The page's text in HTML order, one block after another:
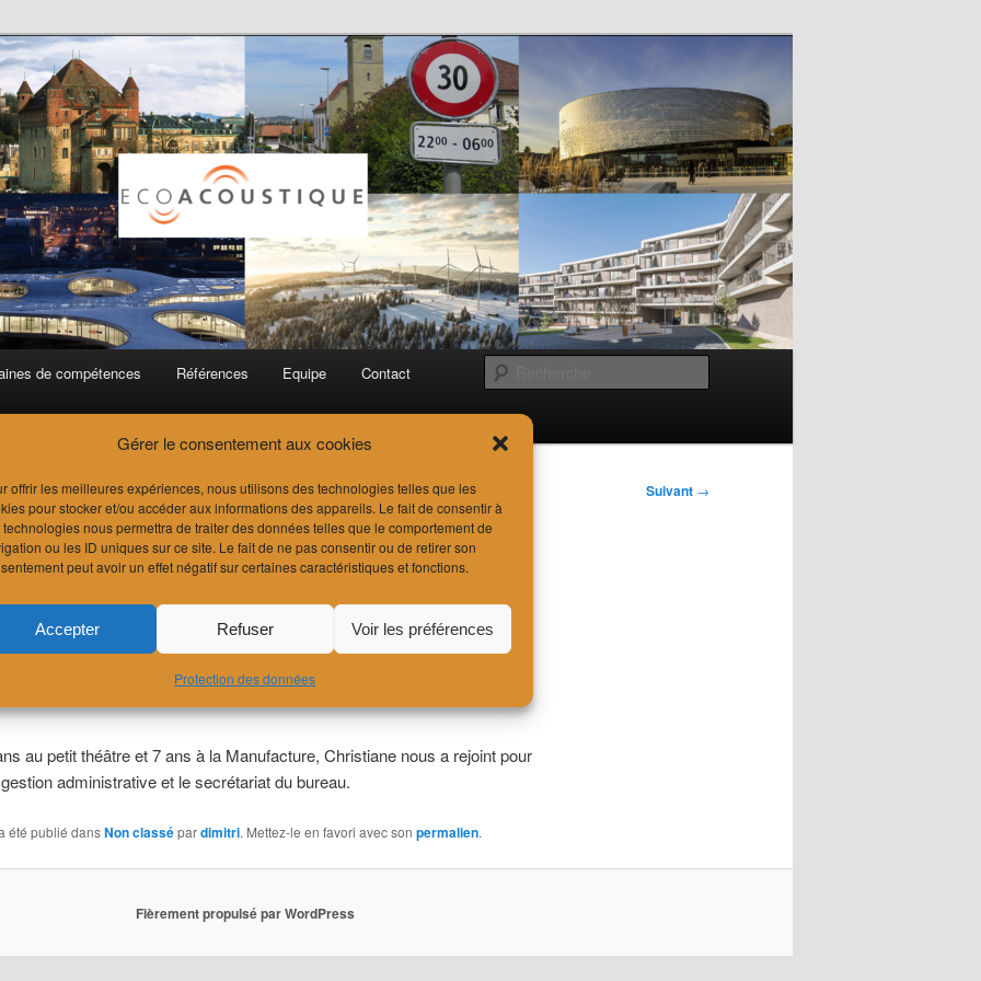
Gérer le consentement aux cookies
offrir les meilleures expériences, nous utilisons des technologies telles que les
pour stocker et/ou accéder aux informations des appareils. Le fait de consentir à
technologies nous permettra de traiter des données telles que le comportement de
ou les ID uniques sur ce site. Le fait de ne pas consentir ou de retirer son
peut avoir un effet négatif sur certaines caractéristiques et fonctions.
Accepter Refuser Voir les préférences
Protection des données
SA
de compétences Références Equipe Contact
Suivant →
collaboratrice
2014
au petit théâtre et 7 ans à la Manufacture, Christiane nous a rejoint pour
administrative et le secrétariat du bureau.
été publié dansNon classépardimitri. Mettez-le en favori avec son permalien.
Fièrement propulsé par WordPress